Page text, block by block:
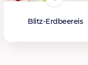
Blitz-Erdbeereis